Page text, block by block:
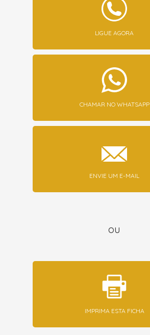
LIGUE AGORA
CHAMAR NO WHATSAPP
ENVIE UM E-MAIL
ou
IMPRIMA ESTA FICHA